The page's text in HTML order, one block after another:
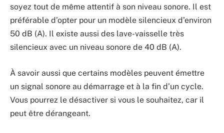
soyez tout de même attentif à son niveau sonore. Il est
préférable d’opter pour un modèle silencieux d’environ
50 dB (A). Il existe aussi des lave-vaisselle très
silencieux avec un niveau sonore de 40 dB (A).
À savoir aussi que certains modèles peuvent émettre
un signal sonore au démarrage et à la fin d’un cycle.
Vous pourrez le désactiver si vous le souhaitez, car il
peut être dérangeant.